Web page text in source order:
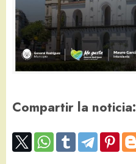
Compartir la noticia: